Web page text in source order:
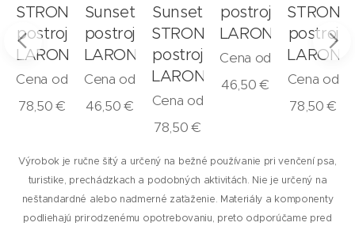
STRONG
postroj
LARON
Cena od
78,50€
Sunset
postroj
LARON
Cena od
46,50€
Sunset
STRONG
postroj
LARON
Cena od
78,50€
postroj
LARON
Cena od
46,50€
STRONG
postroj
LARON
Cena od
78,50€
Výrobok je ručne šitý a určený na bežné používanie pri venčení psa,
turistike, prechádzkach a podobných aktivitách. Nie je určený na
neštandardné alebo nadmerné zaťaženie. Materiály a komponenty
podliehajú prirodzenému opotrebovaniu, preto odporúčame pred